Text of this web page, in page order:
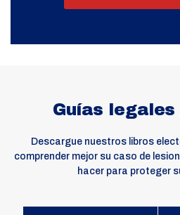
Guías
Descargue nuestros libros
comprender mejor su caso de
hacer para proteger